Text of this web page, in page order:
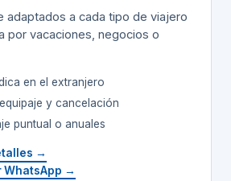
adaptados a cada tipo de viajero
por vacaciones, negocios o
en el extranjero
y cancelación
puntual o anuales
→
WhatsApp →